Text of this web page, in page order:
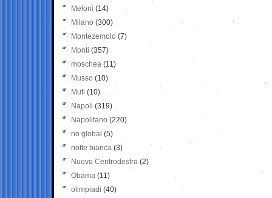
Meloni (14)
Milano (300)
Montezemolo (7)
Monti (357)
moschea (11)
Musso (10)
Muti (10)
Napoli (319)
Napolitano (220)
no global (5)
notte bianca (3)
Nuovo Centrodestra (2)
Obama (11)
olimpiadi (40)